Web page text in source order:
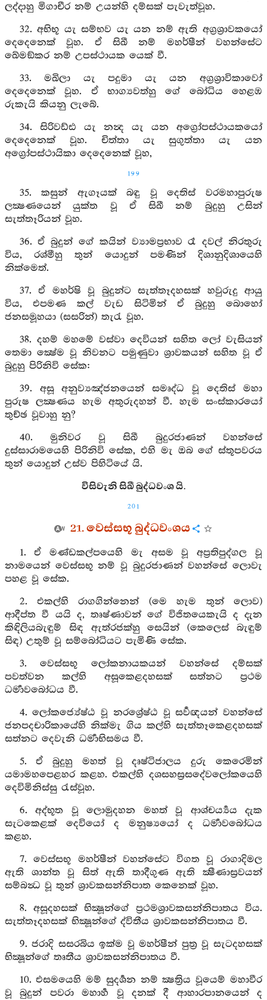
ලද්දාහු මිගාචීර නම් උයන්හි දම්සක් පැවැත්වූහ.
32. අභිභූ යැ සම්භව යැ යන නම් ඇති අග්‍රශ්‍රාවකයෝ
දෙදෙනෙක් වූහ. ඒ සිඛී නම් මහර්ෂීන් වහන්සේට
ඛේමඞ්කර නම් උපස්ථායක යෙක් වී.
33. මඛිලා යැ පදුමා යැ යන අග්‍රශ්‍රාවිකාවෝ
දෙදෙනෙක් වූහ. ඒ භාග්‍යවත්හු ගේ බෝධිය හෙළඹ
රුකැයි කියනු ලැබේ.
34. සිරිවඩ්ඪ යැ නන්‍ද යැ යන අග්‍රෝපස්ථායකයෝ
දෙදෙනෙක් වූහ. චිත්තා යැ සුගුත්තා යැ යන
අග්‍රෝපස්ථායිකා දෙදෙනෙක් වූහ,
199
35. කසුන් ඇගෑයක් බඳු වූ දෙතිස් වරමහාපුරුෂ
ලක්‍ෂණයෙන් යුක්ත වූ ඒ සිඛී නම් බුදුහු උසින්
සැත්තෑරියන් වූහ.
36. ඒ බුදුන් ගේ කයින් ව්‍යාමප්‍රභාව රෑ දවල් නිරතුරු
විය, රශ්මීහු තුන් යොදුන් පමණින් දිශානුදිශායෙහි
නික්මෙත්.
37. ඒ මහර්ෂි වූ බුදුන්ට සැත්තෑදහසක් හවුරුදු ආයු
විය, එපමණ කල් වැඩ සිටිමින් ඒ බුදුහු බොහෝ
ජනසමූහයා (සසරින්) තැරැ වූහ.
38. දහම් මහමේ වස්වා දෙවියන් සහිත ලෝ වැසියන්
තෙමා ක්‍ෂේම වූ නිවනට පමුණුවා ශ්‍රාවකයන් සහිත වූ ඒ
බුදුහු පිරිනිවි සේක:
39. අසූ අනුව්‍යඤ්ජනයෙන් සමෘද්ධ වූ දෙතිස් මහා
පුරුෂ ලක්‍ෂණය හැම අතුරුදහන් වී. හැම සංස්කාරයෝ
තුච්ඡ වූවාහු නු?
40. මුනිවර වූ සිඛී බුදුරජාණන් වහන්සේ
දුස්සාරාමයෙහි පිරිනිවි සේක, එහි මැ ඔබ ගේ ස්තූපවරය
තුන් යොදුන් උස්ව පිහිටියේ යි.
විසිවැනි සිඛී බුද්ධවංශ යි.
201
21. වෙස්සභූ බුද්ධවංශය
1. ඒ මණ්ඩකල්පයෙහි මැ අසම වූ අප්‍රතිපුද්ගල වූ
නාමයෙන් වෙස්සභූ නම් වූ බුදුරජාණන් වහන්සේ ලොවැ
පහළ වූ සේක.
2. එකල්හි රාගගින්නෙන් (මෙ හැම තුන් ලොව)
ආදීප්ත වී යයි ද, තෘෂ්ණාවන් ගේ විජිතයෙකැයි ද දැන
කිඳිලියබැඳුම් සිඳ ඇත්රජක්හු සෙයින් (කෙලෙස් බැඳුම්
සිඳ) උතුම් වූ සම්බෝධියට පැමිණි සේක.
3. වෙස්සභූ ලෝකනායකයන් වහන්සේ දම්සක්
පවත්වන කල්හි අසූකෙළදහසක් සත්නට ප්‍රථම
ධර්‍මාවබෝධය වී.
4. ලෝකජ්‍යේෂ්ඨ වූ නරශ්‍රේෂ්ඨ වූ සර්‍වඥයන් වහන්සේ
ජනපදචාරිකායේහි නික්මැ ගිය කල්හි සැත්තෑකෙළදහසක්
සත්නට දෙවැනි ධර්‍මාභිසමය වී.
5. ඒ බුදුහු මහත් වූ දෘෂ්ටිජාලය දුරු කෙරෙමින්
යමාමහපෙළහර කළහ. එකල්හි දශසහස්‍රසදේවලෝකයෙහි
දෙවිමිනිස්සු රැස්වූහ.
6. අද්භූත වූ ලොමුදහන මහත් වූ ආශ්චර්‍ය්‍යය දැක
සැටකෙළක් දෙවියෝ ද මනුෂ්‍යයෝ ද ධර්‍මාවබෝධය
කළහ.
7. වෙස්සභූ මහර්ෂීන් වහන්සේට විගත වූ රාගාදිමල
ඇති ශාන්ත වූ සිත් ඇති තාදීගුණ ඇති ක්‍ෂීණාස්‍රවයන්
සම්බන්‍ධ වූ තුන් ශ්‍රාවකසන්නිපාත කෙනෙක් වූහ.
8. අසූදහසක් භික්‍ෂූන්ගේ ප්‍රථමශ්‍රාවකසන්නිපාතය විය.
සැත්තෑදහසක් භික්‍ෂූන්ගේ ද්විතීය ශ්‍රාවකසන්නිපාතය වී.
9. ජරාදි සසරබිය ඉක්ම වූ මහර්ෂීන් පුත්‍ර වූ සැටදහසක්
භික්‍ෂූන්ගේ තෘතීය ශ්‍රාවකසන්නිපාතය වී.
10. එසමයෙහි මම් සුදර්‍ශන නම් ක්‍ෂත්‍රිය වූයෙම් මහාවීර
වූ බුදුන් පවරා මහාර්‍හ වූ දනක් දී ආහාරපානයෙන් ද